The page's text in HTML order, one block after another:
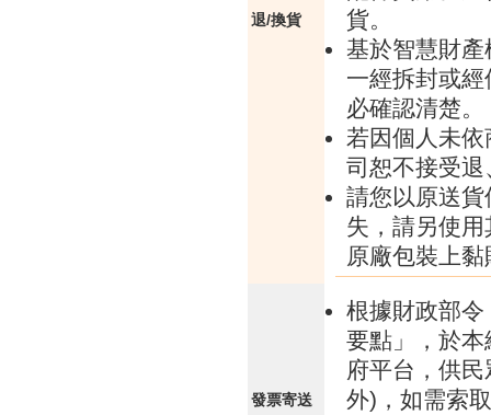
退/換貨
貨。
基於智慧財
一經拆封或
必確認清楚。
若因個人未
司恕不接受
請您以原送
失，請另使
原廠包裝上
發票寄送
根據財政部
要點」，於
府平台，供
外)，如需索